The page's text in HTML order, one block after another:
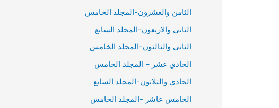
الثامن والعشرون-المجلد الخامس
الثاني والاربعون-المجلد السابع
الثاني والثالثون-المجلد الخامس
الحادي عشر – المجلد الخامس
الحادي والثلاثون-المجلد السابع
الخامس عاشر -المجلد الخامس